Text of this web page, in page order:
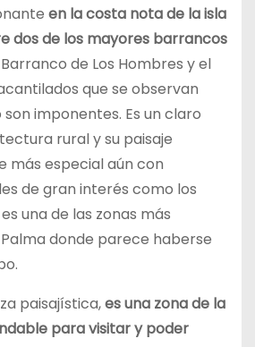
en la costa nota de la isla
dos de los mayores barrancos
de Los Hombres y el
que se observan
imponentes. Es un claro
rural y su paisaje
más especial aún con
de gran interés como los
una de las zonas más
donde parece haberse
paisajística,es una zona de la
para visitar y poder